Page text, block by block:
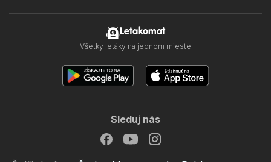
Letakomat
Všetky letáky na jednom mieste
Sleduj nás